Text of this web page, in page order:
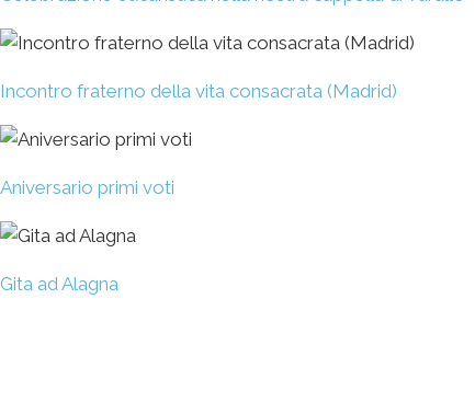
Incontro fraterno della vita consacrata (Madrid)
Aniversario primi voti
Gita ad Alagna